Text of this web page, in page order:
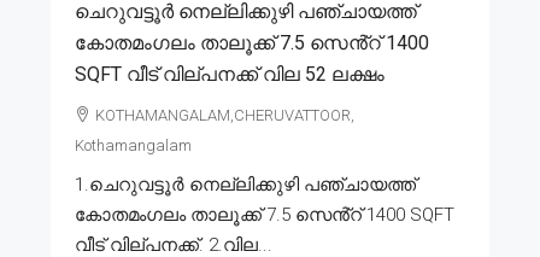
ചെറുവട്ടൂർ നെല്ലിക്കുഴി പഞ്ചായത്ത്
കോതമംഗലം താലൂക്ക് 7.5 സെൻ്റ് 1400
SQFT വീട് വില്പനക്ക് വില 52 ലക്ഷം
KOTHAMANGALAM,CHERUVATTOOR,
Kothamangalam
1.ചെറുവട്ടൂർ നെല്ലിക്കുഴി പഞ്ചായത്ത്
കോതമംഗലം താലൂക്ക് 7.5 സെൻ്റ് 1400 SQFT
വീട് വില്പനക്ക്. 2.വില...